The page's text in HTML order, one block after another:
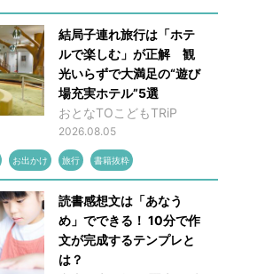
結局子連れ旅行は「ホテ
ルで楽しむ」が正解 観
光いらずで大満足の“遊び
場充実ホテル”5選
おとなTOこどもTRiP
2026.08.05
お出かけ 旅行 書籍抜粋
読書感想文は「あなう
め」でできる！ 10分で作
文が完成するテンプレと
は？